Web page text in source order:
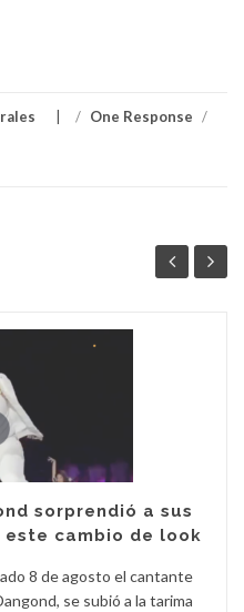
/ One Response /
sorprendió a sus
este cambio de look
8 de agosto el cantante
se subió a la tarima